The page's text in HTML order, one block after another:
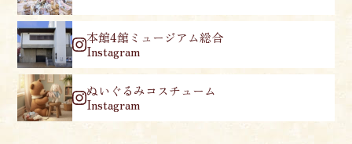
本館4館ミュージアム総合
Instagram
ぬいぐるみコスチューム
Instagram